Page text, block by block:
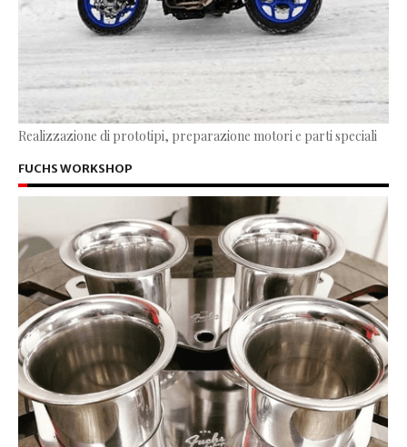
Realizzazione di prototipi, preparazione motori e parti speciali
FUCHS WORKSHOP